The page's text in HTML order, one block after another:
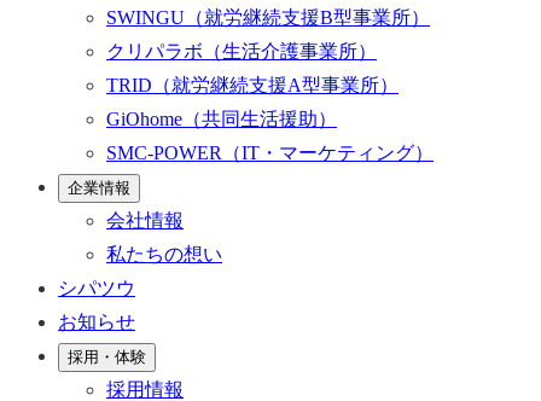
SWINGU （就労継続支援B型事業所）
クリパラボ （生活介護事業所）
TRID （就労継続支援A型事業所）
GiOhome （共同生活援助）
SMC-POWER
（IT・マーケティング）
企業情報
会社情報
私たちの想い
シパツウ
お知らせ
採用・体験
採用情報